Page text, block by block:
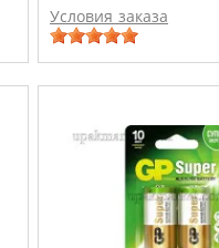
Условия заказа